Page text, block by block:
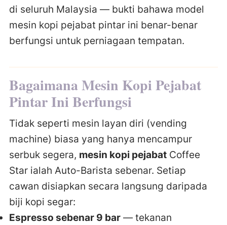
di seluruh Malaysia — bukti bahawa model
mesin kopi pejabat pintar ini benar-benar
berfungsi untuk perniagaan tempatan.
Bagaimana Mesin Kopi Pejabat
Pintar Ini Berfungsi
Tidak seperti mesin layan diri (vending
machine) biasa yang hanya mencampur
serbuk segera, mesin kopi pejabat Coffee
Star ialah Auto-Barista sebenar. Setiap
cawan disiapkan secara langsung daripada
biji kopi segar:
Espresso sebenar 9 bar — tekanan